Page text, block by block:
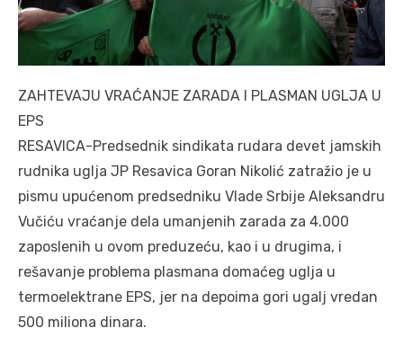
ZAHTEVAJU VRAĆANJE ZARADA I PLASMAN UGLJA U
EPS
RESAVICA-Predsednik sindikata rudara devet jamskih
rudnika uglja JP Resavica Goran Nikolić zatražio je u
pismu upućenom predsedniku Vlade Srbije Aleksandru
Vučiću vraćanje dela umanjenih zarada za 4.000
zaposlenih u ovom preduzeću, kao i u drugima, i
rešavanje problema plasmana domaćeg uglja u
termoelektrane EPS, jer na depoima gori ugalj vredan
500 miliona dinara.